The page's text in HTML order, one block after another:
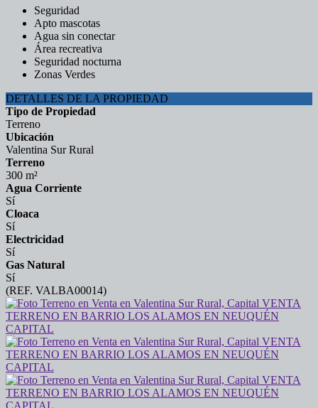
Seguridad
Apto mascotas
Agua sin conectar
Área recreativa
Seguridad nocturna
Zonas Verdes
DETALLES DE LA PROPIEDAD
Tipo de Propiedad
Terreno
Ubicación
Valentina Sur Rural
Terreno
300 m²
Agua Corriente
Sí
Cloaca
Sí
Electricidad
Sí
Gas Natural
Sí
(REF. VALBA00014)